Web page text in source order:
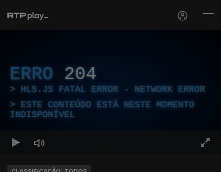
ERRO 204
HLS.JS FATAL ERROR - NETWORK ERROR
ESTE CONTEÚDO ESTÁ NESTE MOMENTO
INDISPONÍVEL